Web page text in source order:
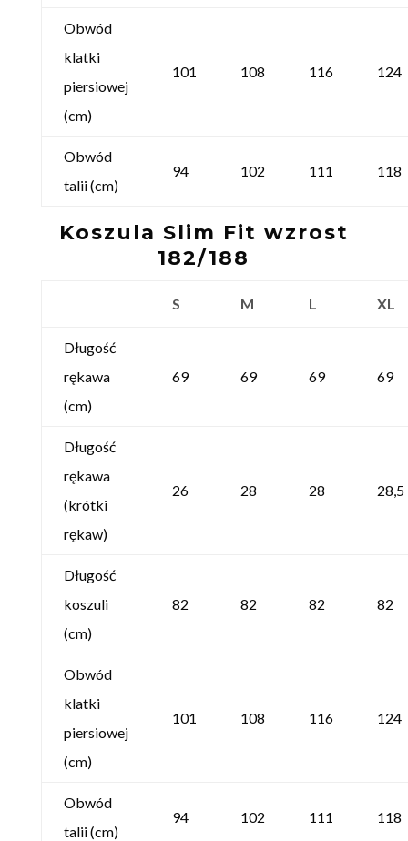
Obwód
klatki
piersiowej
(cm)
101 108 116 124
Obwód
talii (cm)
94 102 111 118
Koszula Slim Fit wzrost
182/188
S M L XL
Długość
rękawa
(cm)
69 69 69 69
Długość
rękawa
(krótki
rękaw)
26 28 28 28,5
Długość
koszuli
(cm)
82 82 82 82
Obwód
klatki
piersiowej
(cm)
101 108 116 124
Obwód
talii (cm)
94 102 111 118